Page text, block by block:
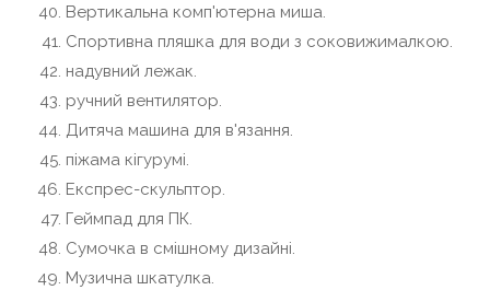
Вертикальна комп'ютерна миша.
Спортивна пляшка для води з соковижималкою.
надувний лежак.
ручний вентилятор.
Дитяча машина для в'язання.
піжама кігурумі.
Експрес-скульптор.
Геймпад для ПК.
Сумочка в смішному дизайні.
Музична шкатулка.